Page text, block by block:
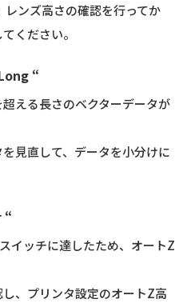
ンズ高さの確認を行ってか
ください。
“
える長さのベクターデータが
見直して、データを小分けに
“
イッチに達したため、オートZ
、プリンタ設定のオートZ高